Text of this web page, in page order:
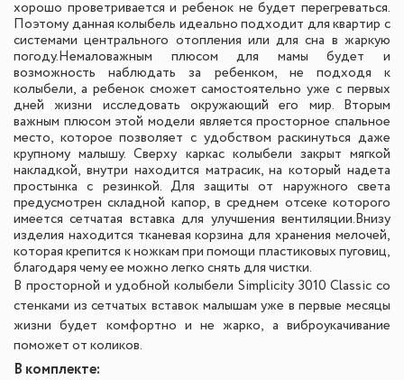
хорошо проветривается и ребенок не будет перегреваться.
Поэтому данная колыбель идеально подходит для квартир с
системами центрального отопления или для сна в жаркую
погоду. Немаловажным плюсом для мамы будет и
возможность наблюдать за ребенком, не подходя к
колыбели, а ребенок сможет самостоятельно уже с первых
дней жизни исследовать окружающий его мир. Вторым
важным плюсом этой модели является просторное спальное
место, которое позволяет с удобством раскинуться даже
крупному малышу. Сверху каркас колыбели закрыт мягкой
накладкой, внутри находится матрасик, на который надета
простынка с резинкой. Для защиты от наружного света
предусмотрен складной капор, в среднем отсеке которого
имеется сетчатая вставка для улучшения вентиляции. Внизу
изделия находится тканевая корзина для хранения мелочей,
которая крепится к ножкам при помощи пластиковых пуговиц,
благодаря чему ее можно легко снять для чистки.
В просторной и удобной колыбели Simplicity 3010 Classic со
стенками из сетчатых вставок малышам уже в первые месяцы
жизни будет комфортно и не жарко, а виброукачивание
поможет от коликов.
В комплекте: